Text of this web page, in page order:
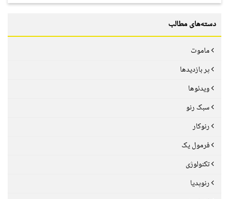
دسته‌های مطالب
ماموت
پر بازدیدها
ویدئوها
سبک رنو
رنوکار
فرمول یک
تکنولوژی
رنوپدیا